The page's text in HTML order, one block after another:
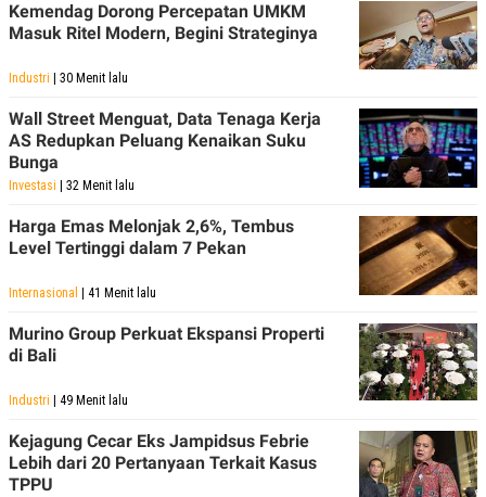
Kemendag Dorong Percepatan UMKM
Masuk Ritel Modern, Begini Strateginya
Industri | 30 Menit lalu
Wall Street Menguat, Data Tenaga Kerja
AS Redupkan Peluang Kenaikan Suku
Bunga
Investasi | 32 Menit lalu
Harga Emas Melonjak 2,6%, Tembus
Level Tertinggi dalam 7 Pekan
Internasional | 41 Menit lalu
Murino Group Perkuat Ekspansi Properti
di Bali
Industri | 49 Menit lalu
Kejagung Cecar Eks Jampidsus Febrie
Lebih dari 20 Pertanyaan Terkait Kasus
TPPU